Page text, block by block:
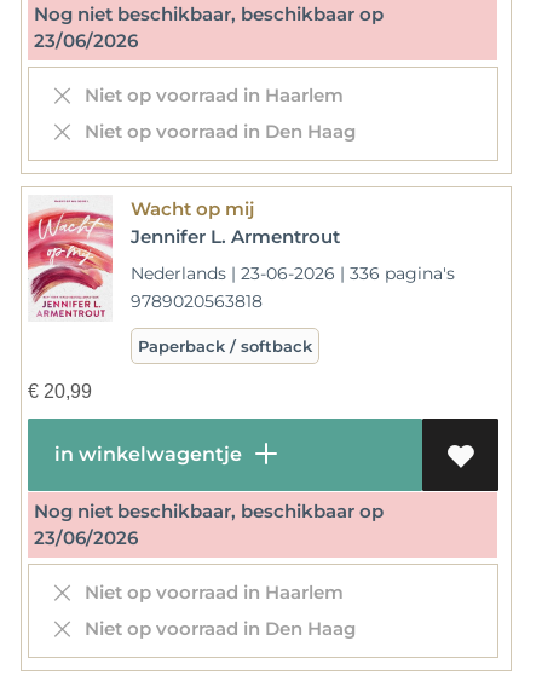
Nog niet beschikbaar, beschikbaar op
23/06/2026
Niet op voorraad in Haarlem
Niet op voorraad in Den Haag
Wacht op mij
Jennifer L. Armentrout
Nederlands | 23-06-2026 | 336 pagina's
9789020563818
Paperback / softback
€20,99
in winkelwagentje
Nog niet beschikbaar, beschikbaar op
23/06/2026
Niet op voorraad in Haarlem
Niet op voorraad in Den Haag